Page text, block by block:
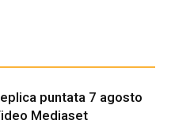
puntata 7 agosto
Mediaset